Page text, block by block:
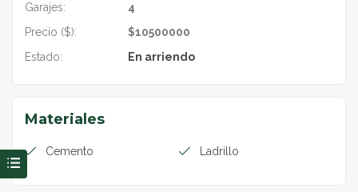
Garajes:
4
Precio ($):
$10500000
Estado:
En arriendo
Materiales
Cemento Ladrillo